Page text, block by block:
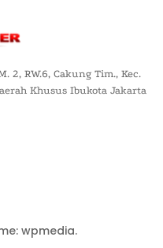
2, RW.6, Cakung Tim., Kec.
Khusus Ibukota Jakarta
wpmedia.